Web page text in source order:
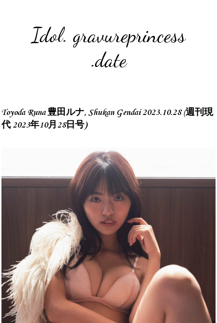
Idol. gravureprincess
.date
Toyoda Runa 豊田ルナ, Shukan Gendai 2023.10.28 (週刊現
代 2023年10月28日号)